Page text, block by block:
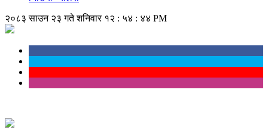
२०८३ साउन २३ गते शनिवार १२ : ५४ : ४४ PM